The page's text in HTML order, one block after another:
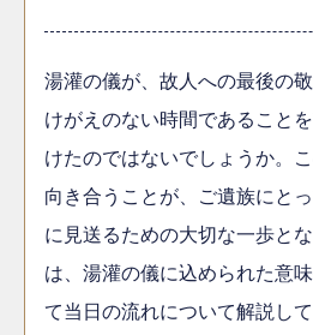
湯灌の儀が、故人への最後の
けがえのない時間であること
けたのではないでしょうか。
向き合うことが、ご遺族にと
に見送るための大切な一歩と
は、湯灌の儀に込められた意
て当日の流れについて解説し